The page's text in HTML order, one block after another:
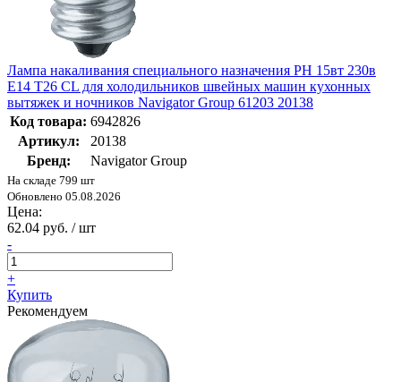
Лампа накаливания специального назначения РН 15вт 230в
Е14 T26 CL для холодильников швейных машин кухонных
вытяжек и ночников Navigator Group 61203 20138
Код товара: 6942826
Артикул:
20138
Бренд:
Navigator Group
На складе 799 шт
Обновлено 05.08.2026
Цена:
62.04 руб. / шт
-
+
Купить
Рекомендуем